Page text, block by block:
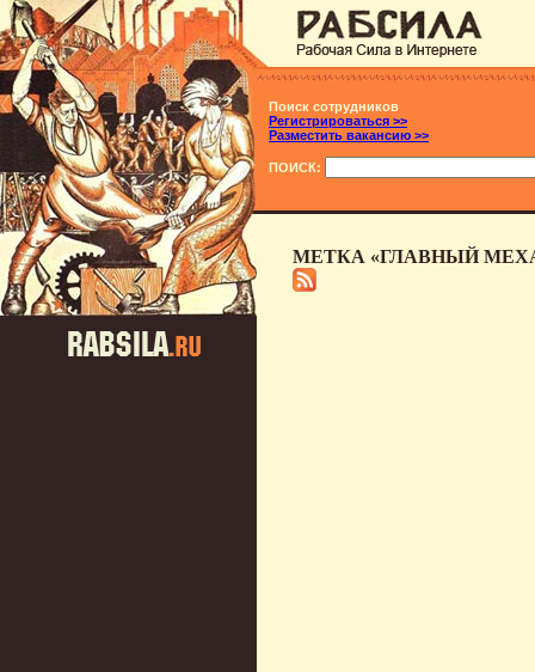
Поиск сотрудников
Регистрироваться >>
Разместить вакансию >>
ПОИСК:
МЕТКА «ГЛАВНЫЙ